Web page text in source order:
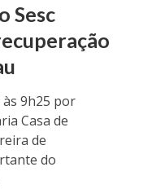
Sesc
9h25 por
Casa de
de
do